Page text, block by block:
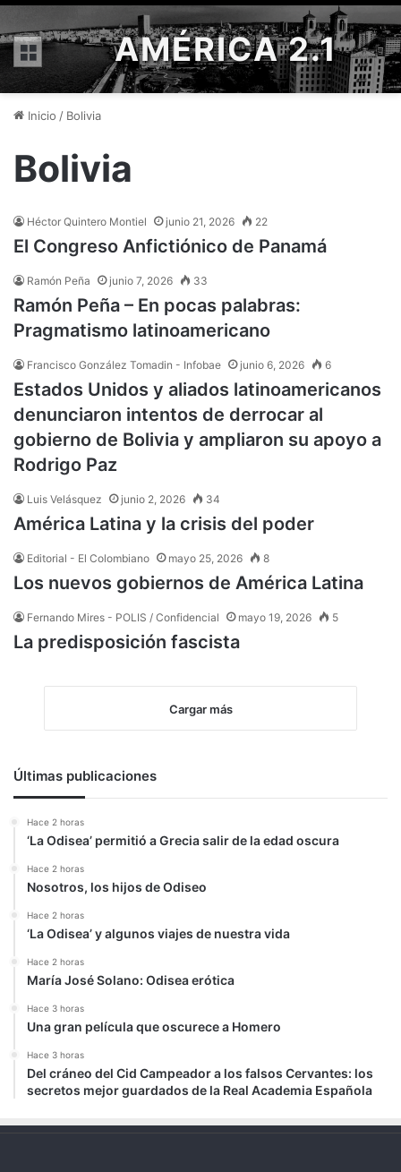
Menú AMÉRICA 2.1
Inicio / Bolivia
Bolivia
Héctor Quintero Montiel junio 21, 2026 22
El Congreso Anfictiónico de Panamá
Ramón Peña junio 7, 2026 33
Ramón Peña – En pocas palabras:
Pragmatismo latinoamericano
Francisco González Tomadin - Infobae junio 6, 2026 6
Estados Unidos y aliados latinoamericanos
denunciaron intentos de derrocar al
gobierno de Bolivia y ampliaron su apoyo a
Rodrigo Paz
Luis Velásquez junio 2, 2026 34
América Latina y la crisis del poder
Editorial - El Colombiano mayo 25, 2026 8
Los nuevos gobiernos de América Latina
Fernando Mires - POLIS / Confidencial mayo 19, 2026 5
La predisposición fascista
Cargar más
Últimas publicaciones
Hace 2 horas
‘La Odisea’ permitió a Grecia salir de la edad oscura
Hace 2 horas
Nosotros, los hijos de Odiseo
Hace 2 horas
‘La Odisea’ y algunos viajes de nuestra vida
Hace 2 horas
María José Solano: Odisea erótica
Hace 3 horas
Una gran película que oscurece a Homero
Hace 3 horas
Del cráneo del Cid Campeador a los falsos Cervantes: los
secretos mejor guardados de la Real Academia Española